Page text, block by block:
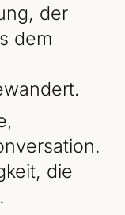
der
dem
die